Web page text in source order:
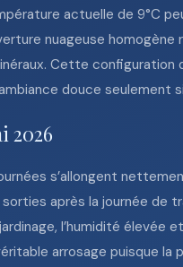
actuelle de 9°C
nuageuse
Cette configuration
douce seulement
2026
s’allongent
après la journée de
l’humidité élevée
arrosage puisque la